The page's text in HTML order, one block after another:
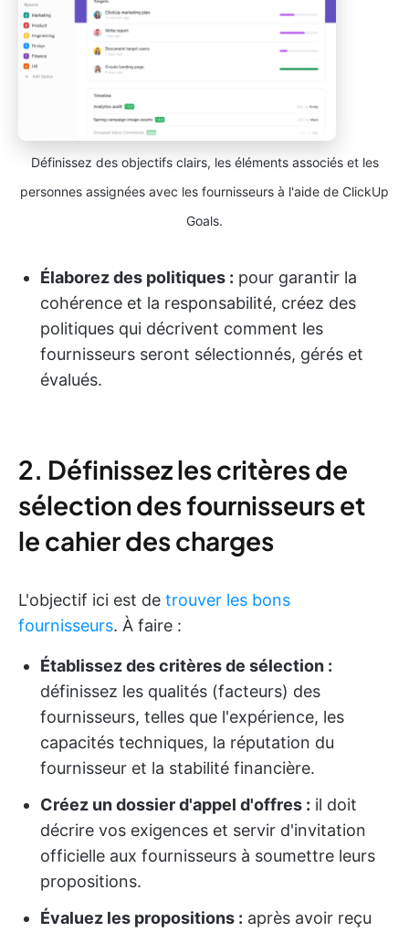
Définissez des objectifs clairs, les éléments associés et les
personnes assignées avec les fournisseurs à l'aide de ClickUp
Goals.
Élaborez des politiques : pour garantir la
cohérence et la responsabilité, créez des
politiques qui décrivent comment les
fournisseurs seront sélectionnés, gérés et
évalués.
2. Définissez les critères de
sélection des fournisseurs et
le cahier des charges
L'objectif ici est de trouver les bons
fournisseurs. À faire :
Établissez des critères de sélection :
définissez les qualités (facteurs) des
fournisseurs, telles que l'expérience, les
capacités techniques, la réputation du
fournisseur et la stabilité financière.
Créez un dossier d'appel d'offres : il doit
décrire vos exigences et servir d'invitation
officielle aux fournisseurs à soumettre leurs
propositions.
Évaluez les propositions : après avoir reçu